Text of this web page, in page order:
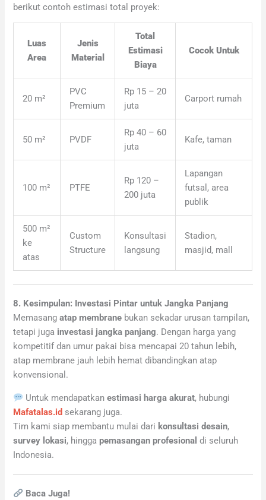
berikut contoh estimasi total proyek:
Luas
Area
Jenis
Material
Total
Estimasi
Biaya
Cocok Untuk
20 m²
PVC
Premium
Rp 15 – 20
juta
Carport rumah
50 m² PVDF
Rp 40 – 60
juta
Kafe, taman
100 m² PTFE
Rp 120 –
200 juta
Lapangan
futsal, area
publik
500 m²
ke
atas
Custom
Structure
Konsultasi
langsung
Stadion,
masjid, mall
8. Kesimpulan: Investasi Pintar untuk Jangka Panjang
Memasangatap membrane bukan sekadar urusan tampilan,
tetapi juga investasi jangka panjang. Dengan harga yang
kompetitif dan umur pakai bisa mencapai 20 tahun lebih,
atap membrane jauh lebih hemat dibandingkan atap
konvensional.
Untuk mendapatkanestimasi harga akurat, hubungi
Mafatalas.id sekarang juga.
Tim kami siap membantu mulai dari konsultasi desain,
survey lokasi, hinggapemasangan profesional di seluruh
Indonesia.
Baca Juga!